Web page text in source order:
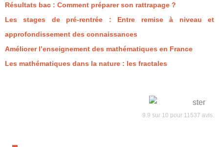
Résultats bac : Comment préparer son rattrapage ?
Les stages de pré-rentrée : Entre remise à niveau et
approfondissement des connaissances
Améliorer l’enseignement des mathématiques en France
Les mathématiques dans la nature : les fractales
9.9 sur 10 pour 11537 avis.